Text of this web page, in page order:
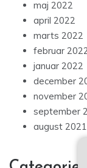
maj 2022
april 2022
marts 2022
februar
januar 2022
december
november
september
august 2021